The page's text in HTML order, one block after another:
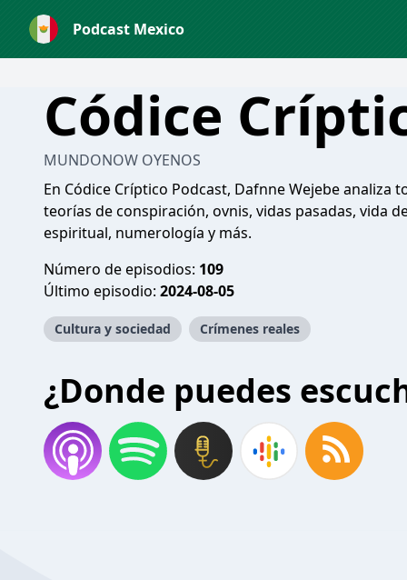
Podcast Mexico
Códice
MUNDONOW OYENOS
En Códice Críptico Podcast, Dafnne Wejebe
teorías de conspiración, ovnis, vidas pasadas, vida
espiritual, numerología y más.
Número de episodios: 109
Último episodio: 2024-08-05
Cultura y sociedad Crímenes reales
¿Donde puedes